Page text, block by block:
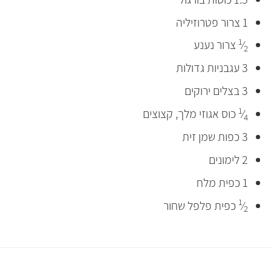
1 צרור פטרוזיליה
1⁄2 צרור נענע
3 עגבניות גדולות
3 בצלים ירוקים
1⁄4 כוס אגוזי מלך, קצוצים
3 כפות שמן זית
2 לימונים
1 כפית מלח
1⁄2 כפית פלפל שחור